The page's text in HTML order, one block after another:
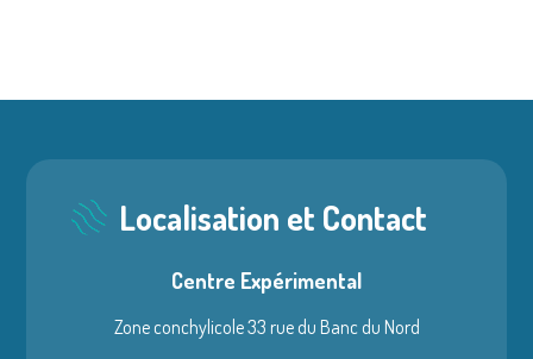
Localisation et Contact
Centre Expérimental
Zone conchylicole 33 rue du Banc du Nord